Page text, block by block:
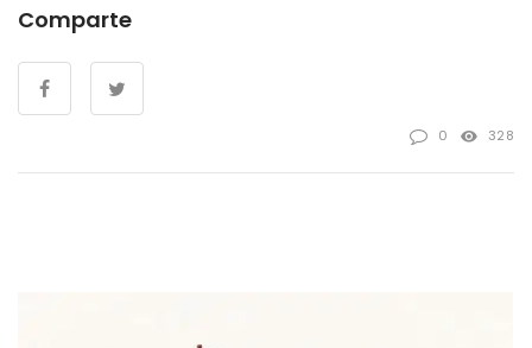
Comparte
0 328